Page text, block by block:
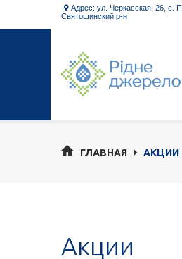
 Адрес: ул. Черкасская, 26, с.
Святошинский р-н
ГЛАВНАЯ АКЦИИ
Акции